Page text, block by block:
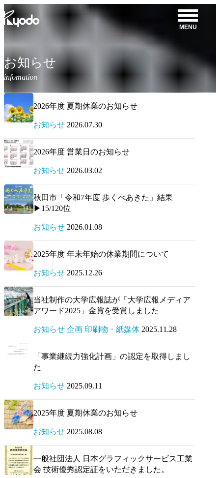
コ
ン
テ
ン
ツ
を
表
示
MENU
お知らせ
2026年度 夏期休業のお知らせ
お知らせ 2026.07.30
2026年度 営業日のお知らせ
お知らせ 2026.03.02
秋田市「令和7年度 歩くべあきた」結果
▶15/120位
お知らせ 2026.01.08
2025年度 年末年始の休業期間について
お知らせ 2025.12.26
当社制作の大学広報誌が「大学広報メディア
アワード2025」金賞を受賞しました
お知らせ 企画 印刷物・紙媒体 2025.11.28
「事業継続力強化計画」の認定を取得しまし
た
お知らせ 2025.09.11
2025年度 夏期休業のお知らせ
お知らせ 2025.08.08
一般社団法人 日本グラフィックサービス工業
会 技術優秀認定証をいただきました。